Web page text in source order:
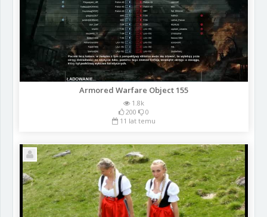
Armored Warfare Object 155
1.8k
200
0
11 lat temu